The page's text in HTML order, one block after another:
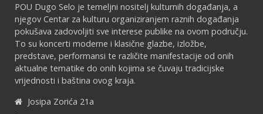
POU Dugo Selo je temeljni nositelj kulturnih događanja, a
njegov Centar za kulturu organiziranjem raznih događanja
pokušava zadovoljiti sve interese publike na ovom području.
To su koncerti moderne i klasične glazbe, izložbe,
predstave, performansi te različite manifestacije od onih
aktualne tematike do onih kojima se čuvaju tradicijske
vrijednosti i baština ovog kraja.
Josipa Zorića 21a